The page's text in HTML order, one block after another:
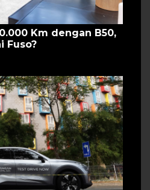
Km dengan B50,
Fuso?